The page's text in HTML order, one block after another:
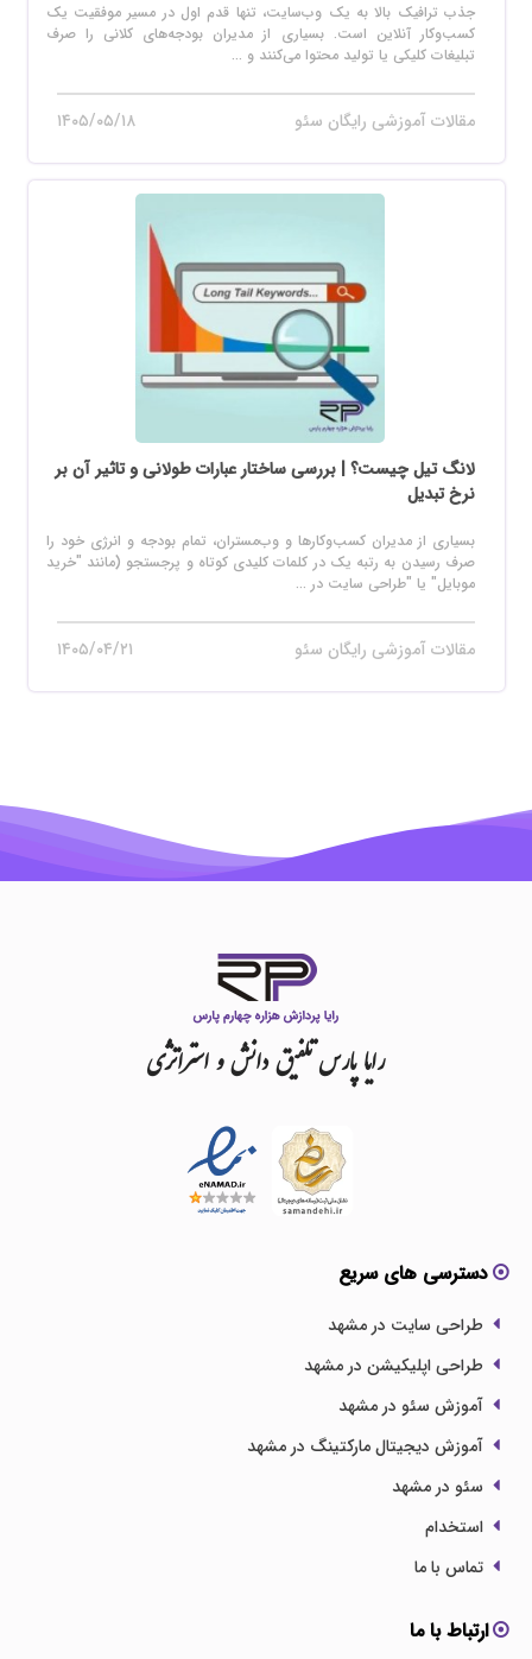
جذب ترافیک بالا به یک وب‌سایت، تنها قدم اول در مسیر موفقیت یک
کسب‌وکار آنلاین است. بسیاری از مدیران بودجه‌های کلانی را صرف
تبلیغات کلیکی یا تولید محتوا می‌کنند و ...
مقالات آموزشی رایگان سئو ۱۴۰۵/۰۵/۱۸
لانگ تیل چیست؟ | بررسی ساختار عبارات طولانی و تاثیر آن بر
نرخ تبدیل
بسیاری از مدیران کسب‌وکارها و وب‌مستران، تمام بودجه و انرژی خود را
صرف رسیدن به رتبه یک در کلمات کلیدی کوتاه و پرجستجو (مانند "خرید
موبایل" یا "طراحی سایت در ...
مقالات آموزشی رایگان سئو ۱۴۰۵/۰۴/۲۱
رایاپارستلفیقدانشواستراتژی
دسترسی های سریع
طراحی سایت در مشهد
طراحی اپلیکیشن در مشهد
آموزش سئو در مشهد
آموزش دیجیتال مارکتینگ در مشهد
سئو در مشهد
استخدام
تماس با ما
ارتباط با ما